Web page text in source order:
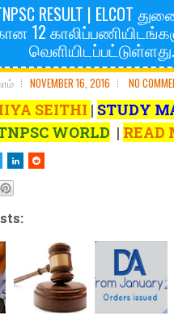
RESULT | ELCOT
12
வெளியிடப்பட்டுள்ளது.
NOVEMBER 16, 2016 NO
SEITHI | STUDY
WORLD | READ